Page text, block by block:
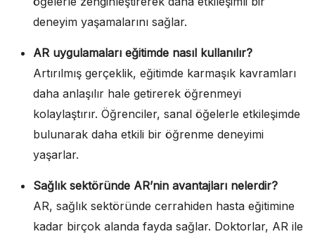
deneyim yaşamalarını sağlar.
AR uygulamaları eğitimde nasıl kullanılır?
Artırılmış gerçeklik, eğitimde karmaşık kavramları
daha anlaşılır hale getirerek öğrenmeyi
kolaylaştırır. Öğrenciler, sanal öğelerle etkileşimde
bulunarak daha etkili bir öğrenme deneyimi
yaşarlar.
Sağlık sektöründe AR’nin avantajları nelerdir?
AR, sağlık sektöründe cerrahiden hasta eğitimine
kadar birçok alanda fayda sağlar. Doktorlar, AR ile